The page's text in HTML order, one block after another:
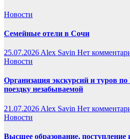
Новости
Семейные отели в Сочи
25.07.2026 Alex Savin Нет
Новости
Организация экскурсий и туров
поездку незабываемой
21.07.2026 Alex Savin Нет
Новости
Высшее образование, поступление